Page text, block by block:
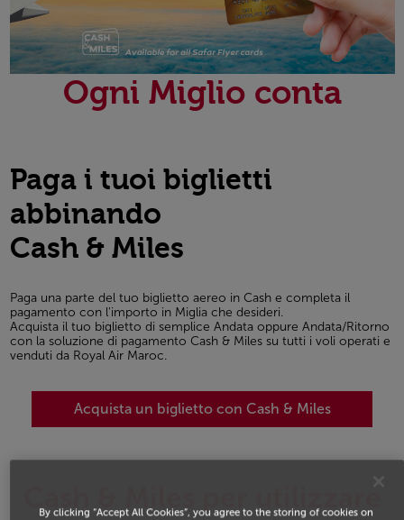
Ogni Miglio conta
Paga i tuoi biglietti
abbinando
Cash & Miles
Paga una parte del tuo biglietto aereo in Cash e completa il
pagamento con l'importo in Miglia che desideri.
Acquista il tuo biglietto di semplice Andata oppure Andata/Ritorno
con la soluzione di pagamento Cash & Miles su tutti i voli operati e
venduti da Royal Air Maroc.
Acquista un biglietto con Cash & Miles
Cash & Miles per utilizzare
By clicking “Accept All Cookies”, you agree to the storing of cookies on